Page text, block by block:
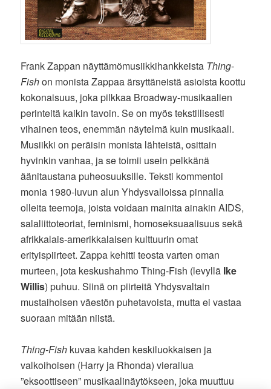
Frank Zappan näyttämömusiikkihankkeista Thing-
Fishon monista Zappaa ärsyttäneistä asioista koottu
kokonaisuus, joka pilkkaa Broadway-musikaalien
perinteitä kaikin tavoin. Se on myös tekstillisesti
vihainen teos, enemmän näytelmä kuin musikaali.
Musiikki on peräisin monista lähteistä, osittain
hyvinkin vanhaa, ja se toimii usein pelkkänä
äänitaustana puheosuuksille. Teksti kommentoi
monia 1980-luvun alun Yhdysvalloissa pinnalla
olleita teemoja, joista voidaan mainita ainakin AIDS,
salaliittoteoriat, feminismi, homoseksuaalisuus sekä
afrikkalais-amerikkalaisen kulttuurin omat
erityispiirteet. Zappa kehitti teosta varten oman
murteen, jota keskushahmo Thing-Fish (levyllä Ike
Willis) puhuu. Siinä on piirteitä Yhdysvaltain
mustaihoisen väestön puhetavoista, mutta ei vastaa
suoraan mitään niistä.
Thing-Fish kuvaa kahden keskiluokkaisen ja
valkoihoisen (Harry ja Rhonda) vierailua
”eksoottiseen” musikaalinäytökseen, joka muuttuu